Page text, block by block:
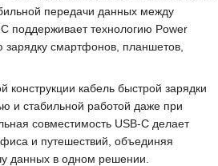
передачи данных между
поддерживает технологию Power
смартфонов, планшетов,
кабель быстрой зарядки
и стабильной работой даже при
совместимость USB-C делает
и путешествий, объединяя
данных в одном решении.